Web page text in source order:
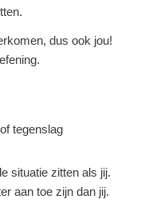
dus ook jou!
tegenslag
situatie zitten als jij.
aan toe zijn dan jij.